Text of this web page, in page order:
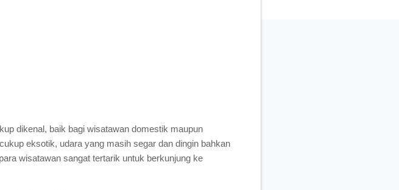
dikenal, baik bagi wisatawan domestik maupun
eksotik, udara yang masih segar dan dingin bahkan
wisatawan sangat tertarik untuk berkunjung ke